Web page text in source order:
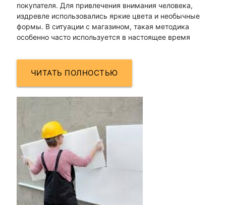
покупателя. Для привлечения внимания человека,
издревле использовались яркие цвета и необычные
формы. В ситуации с магазином, такая методика
особенно часто используется в настоящее время
ЧИТАТЬ ПОЛНОСТЬЮ